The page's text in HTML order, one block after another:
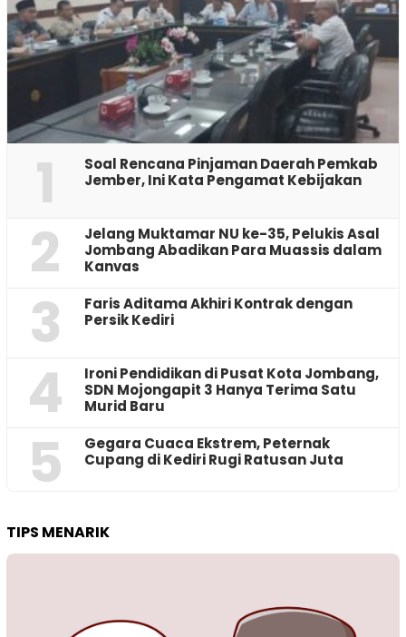
1
‎Soal Rencana Pinjaman Daerah Pemkab
Jember, Ini Kata Pengamat Kebijakan ‎
2
Jelang Muktamar NU ke-35, Pelukis Asal
Jombang Abadikan Para Muassis dalam
Kanvas
3
Faris Aditama Akhiri Kontrak dengan
Persik Kediri
4
Ironi Pendidikan di Pusat Kota Jombang,
SDN Mojongapit 3 Hanya Terima Satu
Murid Baru
5
‎Gegara Cuaca Ekstrem, Peternak
Cupang di Kediri Rugi Ratusan Juta
TIPS MENARIK